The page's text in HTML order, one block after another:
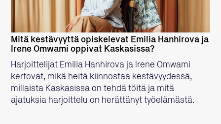
Mitä kestävyyttä opiskelevat Emilia Hanhirova ja
Irene Omwami oppivat Kaskasissa?
Harjoittelijat Emilia Hanhirova ja Irene Omwami
kertovat, mikä heitä kiinnostaa kestävyydessä,
millaista Kaskasissa on tehdä töitä ja mitä
ajatuksia harjoittelu on herättänyt työelämästä.